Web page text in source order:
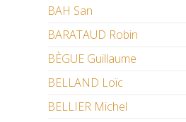
BAH San
BARATAUD Robin
BÈGUE Guillaume
BELLAND Loïc
BELLIER Michel